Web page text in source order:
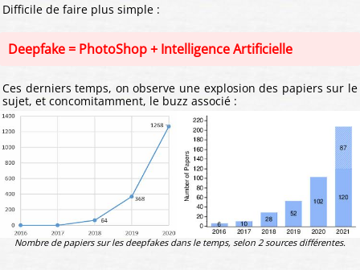
Difficile de faire plus simple :
Deepfake = PhotoShop + Intelligence Artificielle
Ces derniers temps, on observe une explosion des papiers sur le
sujet, et concomitamment, le buzz associé :
Nombre de papiers sur les deepfakes dans le temps, selon 2 sources différentes.